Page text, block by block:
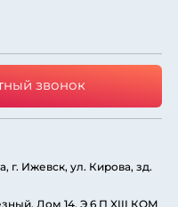
звонок
г. Ижевск, ул. Кирова, зд.
Дом 14, Э 6 П XIII КОМ